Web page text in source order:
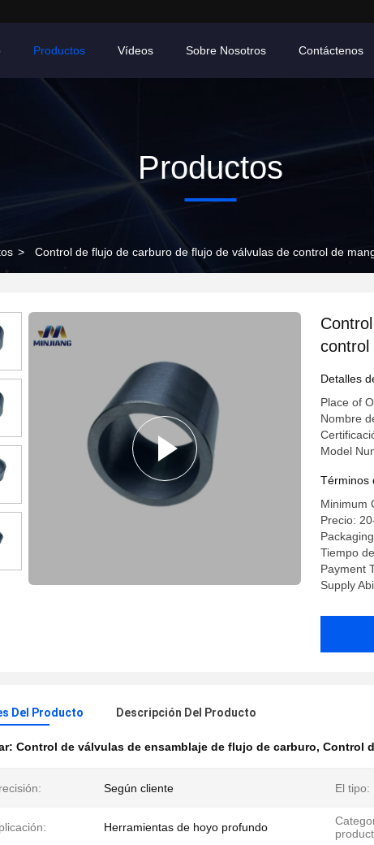
Productos Vídeos Sobre Nosotros Contáctenos
Productos
> Control de flujo de carburo de flujo de válvulas de control de
control
Detalles
Place of
Nombre
Model
Términos
Minimum
Precio:
Tiempo
Payment
Supply
Del Producto Descripción Del Producto
Control de válvulas de ensamblaje de flujo de carburo, Control
Según cliente El tipo:
Herramientas de hoyo profundo